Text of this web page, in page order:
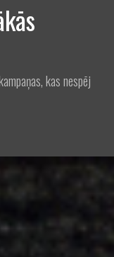
kas nespēj